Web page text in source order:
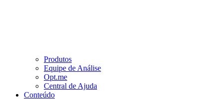
Produtos
Equipe de Análise
Opt.me
Central de Ajuda
Conteúdo